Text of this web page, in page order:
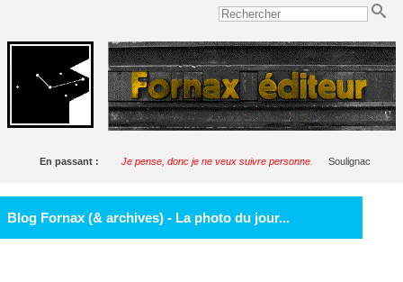
En passant : Je pense, donc je ne veux suivre personne. Soulignac
Blog Fornax (& archives) - La photo du jour...